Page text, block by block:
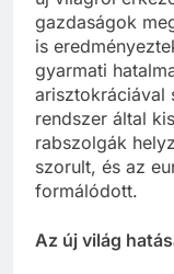
gazdaságok
is
gyarmati
arisztokráciával
rendszer által
rabszolgák
szorult, és az
formálódott.
Az új világ